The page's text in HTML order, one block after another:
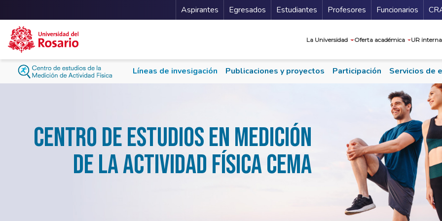
Pasar al contenido principal
Menu Secundario
Aspirantes Egresados Estudiantes Profesores Funcionarios
La Universidad Oferta académica UR
Líneas de invesigación Publicaciones y proyectos Participación Servicios de
Centro de Estudios en Medición
de la Actividad Física CEMA